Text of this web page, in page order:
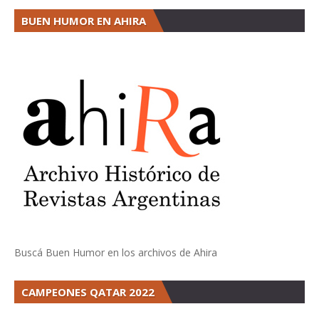
BUEN HUMOR EN AHIRA
Buscá Buen Humor en los archivos de Ahira
CAMPEONES QATAR 2022